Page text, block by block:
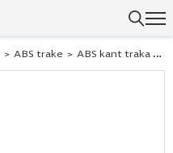
> ABS trake > ABS kant traka Hranipex javor 261375 22×0,5